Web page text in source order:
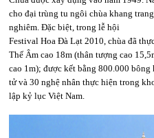
cho đại trùng tu ngôi chùa khang
nghiêm. Đặc biệt, trong lễ hội
Festival Hoa Đà Lạt 2010, chùa đã
Thế Âm cao 18m (thân tượng cao
cao 1m); được kết bằng 800.000 bông
tử và 30 nghệ nhân thực hiện trong
lập kỷ lục Việt Nam.